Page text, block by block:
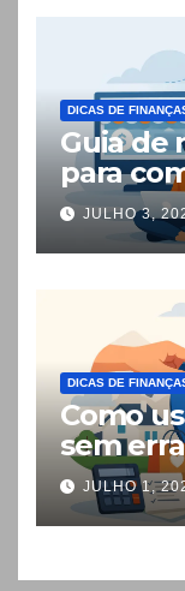
DICAS DE
Guia de
para
JULHO 3,
DICAS DE
Como
sem
JULHO 1,